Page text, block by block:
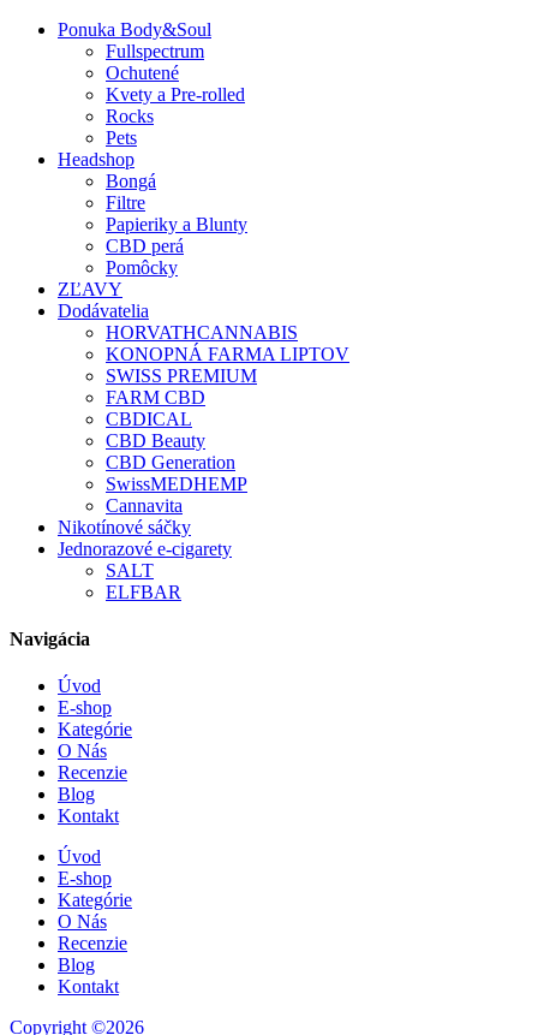
Ponuka Body&Soul
Fullspectrum
Ochutené
Kvety a Pre-rolled
Rocks
Pets
Headshop
Bongá
Filtre
Papieriky a Blunty
CBD perá
Pomôcky
ZĽAVY
Dodávatelia
HORVATHCANNABIS
KONOPNÁ FARMA LIPTOV
SWISS PREMIUM
FARM CBD
CBDICAL
CBD Beauty
CBD Generation
SwissMEDHEMP
Cannavita
Nikotínové sáčky
Jednorazové e-cigarety
SALT
ELFBAR
Navigácia
Úvod
E-shop
Kategórie
O Nás
Recenzie
Blog
Kontakt
Úvod
E-shop
Kategórie
O Nás
Recenzie
Blog
Kontakt
Copyright ©2026